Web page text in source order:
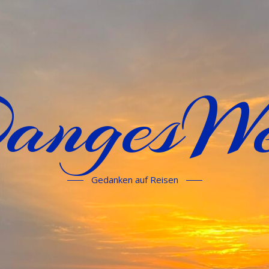
Gedanken auf Reisen